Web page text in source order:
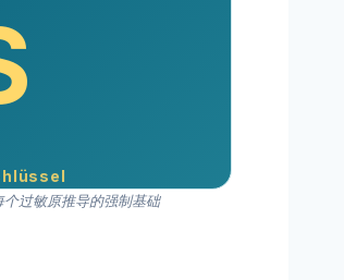
过敏原推导的强制基础